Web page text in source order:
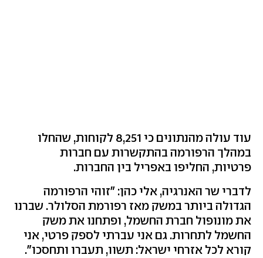
עוד עולה מהנתונים כי 8,251 לקוחות, שהחלו
במהלך הרפורמה בהתקשרות עם חברות
פרטיות, החליפו באפריל בין החברות.
לדברי שר האנרגיה, אלי כהן: ״זוהי הרפורמה
הגדולה ביותר במשק מאז רפורמת הסלולר. שברנו
את מונופול חברת החשמל, ופתחנו את משק
החשמל לתחרות. גם אני עברתי לספק פרטי, אני
קורא לכל אזרחי ישראל: תשוו, תעברו ותחסכו״.